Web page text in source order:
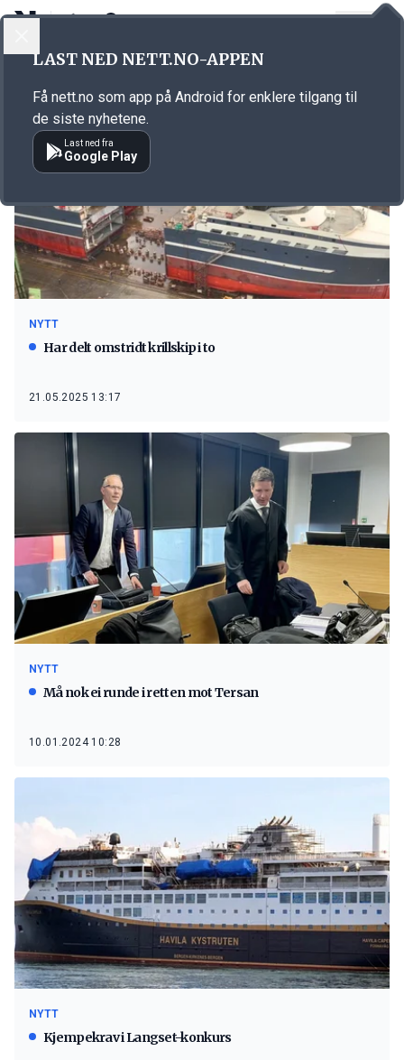
Emne: Tersan Shipyard
NYTT
Har delt omstridt krillskip i to
21.05.2025 13:17
NYTT
Må nok ei runde i retten mot Tersan
10.01.2024 10:28
NYTT
Kjempekrav i Langset-konkurs
LAST NED NETT.NO-APPEN
Få nett.no som app på Android for enklere tilgang til
de siste nyhetene.
Last ned fra
Google Play